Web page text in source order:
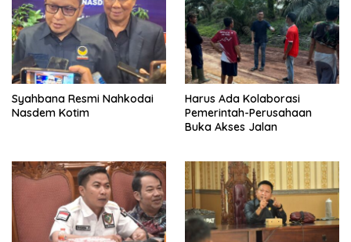
Syahbana Resmi Nahkodai
Nasdem Kotim
Harus Ada Kolaborasi
Pemerintah-Perusahaan
Buka Akses Jalan